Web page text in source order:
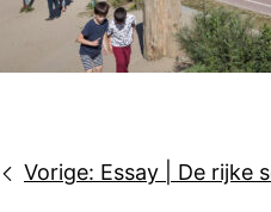
Bericht
Vorige: Essay | De rijke